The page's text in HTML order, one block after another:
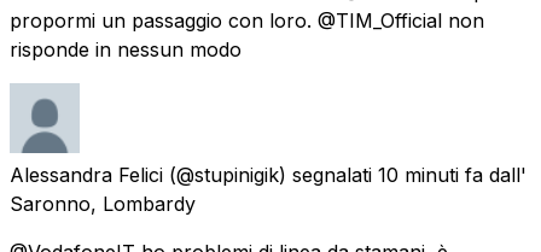
propormi un passaggio con loro. @TIM_Official non
risponde in nessun modo
Alessandra Felici (@stupinigik) segnalati 10 minuti fa dall'
Saronno, Lombardy